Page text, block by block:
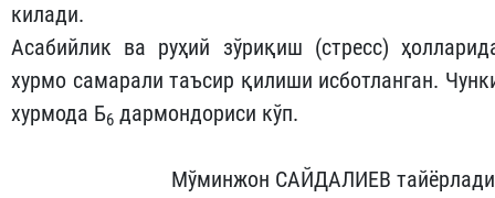
килади.
Асабийлик ва руҳий зўриқиш (стресс)
хурмо самарали таъсир қилиши исботланган.
хурмода Б6 дармондориси кўп.
Мўминжон САЙДАЛИЕВ